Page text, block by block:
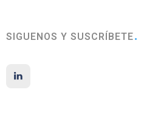
SIGUENOS Y SUSCRÍBETE